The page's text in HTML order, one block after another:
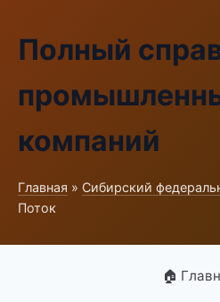
Полный
компаний
Главная » Сибирский
Поток
🏠